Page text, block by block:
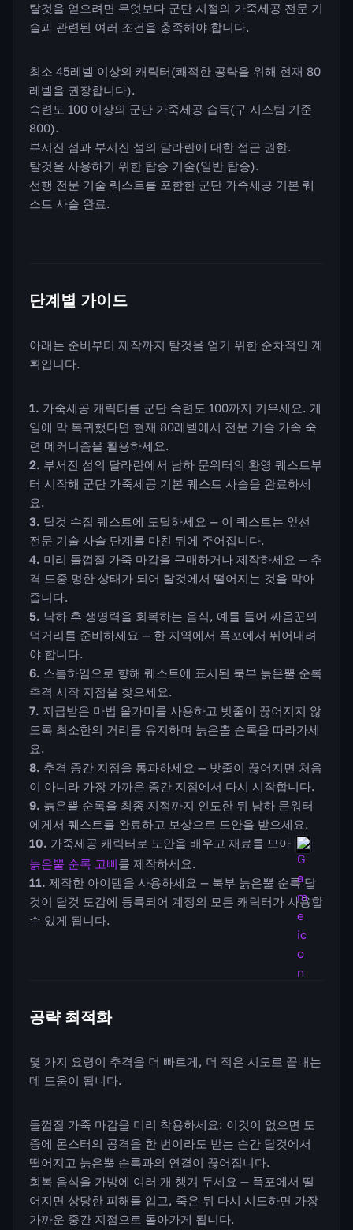
탈것을 얻으려면 무엇보다 군단 시절의 가죽세공 전문 기
술과 관련된 여러 조건을 충족해야 합니다.
최소 45레벨 이상의 캐릭터(쾌적한 공략을 위해 현재 80
레벨을 권장합니다).
숙련도 100 이상의 군단 가죽세공 습득(구 시스템 기준
800).
부서진 섬과 부서진 섬의 달라란에 대한 접근 권한.
탈것을 사용하기 위한 탑승 기술(일반 탑승).
선행 전문 기술 퀘스트를 포함한 군단 가죽세공 기본 퀘
스트 사슬 완료.
단계별 가이드
아래는 준비부터 제작까지 탈것을 얻기 위한 순차적인 계
획입니다.
가죽세공 캐릭터를 군단 숙련도 100까지 키우세요. 게
임에 막 복귀했다면 현재 80레벨에서 전문 기술 가속 숙
련 메커니즘을 활용하세요.
부서진 섬의 달라란에서 남하 문워터의 환영 퀘스트부
터 시작해 군단 가죽세공 기본 퀘스트 사슬을 완료하세
요.
탈것 수집 퀘스트에 도달하세요 — 이 퀘스트는 앞선
전문 기술 사슬 단계를 마친 뒤에 주어집니다.
미리 돌껍질 가죽 마갑을 구매하거나 제작하세요 — 추
격 도중 멍한 상태가 되어 탈것에서 떨어지는 것을 막아
줍니다.
낙하 후 생명력을 회복하는 음식, 예를 들어 싸움꾼의
먹거리를 준비하세요 — 한 지역에서 폭포에서 뛰어내려
야 합니다.
스톰하임으로 향해 퀘스트에 표시된 북부 늙은뿔 순록
추격 시작 지점을 찾으세요.
지급받은 마법 올가미를 사용하고 밧줄이 끊어지지 않
도록 최소한의 거리를 유지하며 늙은뿔 순록을 따라가세
요.
추격 중간 지점을 통과하세요 — 밧줄이 끊어지면 처음
이 아니라 가장 가까운 중간 지점에서 다시 시작합니다.
늙은뿔 순록을 최종 지점까지 인도한 뒤 남하 문워터
에게서 퀘스트를 완료하고 보상으로 도안을 받으세요.
가죽세공 캐릭터로 도안을 배우고 재료를 모아
늙은뿔 순록 고삐를 제작하세요.
제작한 아이템을 사용하세요 — 북부 늙은뿔 순록 탈
것이 탈것 도감에 등록되어 계정의 모든 캐릭터가 사용할
수 있게 됩니다.
공략 최적화
몇 가지 요령이 추격을 더 빠르게, 더 적은 시도로 끝내는
데 도움이 됩니다.
돌껍질 가죽 마갑을 미리 착용하세요: 이것이 없으면 도
중에 몬스터의 공격을 한 번이라도 받는 순간 탈것에서
떨어지고 늙은뿔 순록과의 연결이 끊어집니다.
회복 음식을 가방에 여러 개 챙겨 두세요 — 폭포에서 떨
어지면 상당한 피해를 입고, 죽은 뒤 다시 시도하면 가장
가까운 중간 지점으로 돌아가게 됩니다.